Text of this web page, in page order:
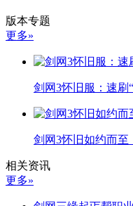
版本专题
更多»
剑网3怀旧服：速刷
剑网3怀旧如约而至
相关资讯
更多»